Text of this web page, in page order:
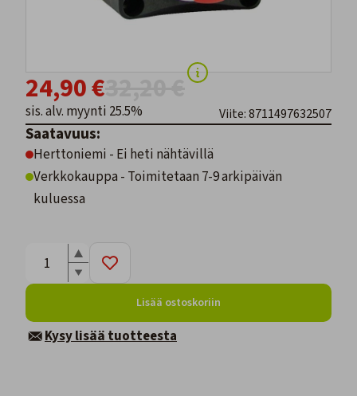
24,90 €
sis. alv. myynti 25.5% Viite: 8711497632507
Saatavuus:
Herttoniemi - Ei heti nähtävillä
Verkkokauppa - Toimitetaan 7-9 arkipäivän
kuluessa
Lisää ostoskoriin
Kysy lisää tuotteesta